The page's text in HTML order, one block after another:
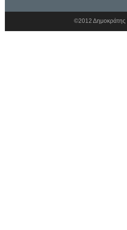
©2012 Δημοκράτης |